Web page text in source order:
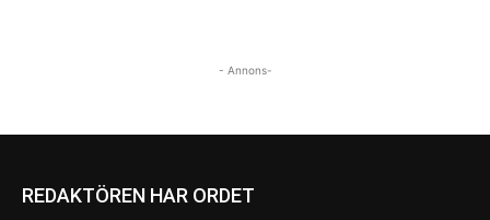
- Annons-
REDAKTÖREN HAR ORDET